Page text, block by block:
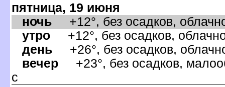
пятница, 19 июня
ночь +12°, без осадков,
утро +12°, без осадков,
день +26°, без осадков,
ечер +23°, без осадков,
с